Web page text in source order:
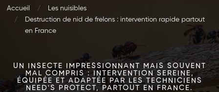
Accueil
Les nuisibles
Destruction de nid de frelons : intervention rapide partout
en France
UN INSECTE IMPRESSIONNANT MAIS SOUVENT
MAL COMPRIS : INTERVENTION SEREINE,
ÉQUIPÉE ET ADAPTÉE PAR LES TECHNICIENS
NEED'S PROTECT, PARTOUT EN FRANCE.